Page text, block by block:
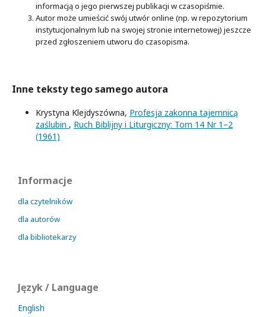
informacją o jego pierwszej publikacji w czasopiśmie.
Autor może umieścić swój utwór online (np. w repozytorium
instytucjonalnym lub na swojej stronie internetowej) jeszcze
przed zgłoszeniem utworu do czasopisma.
Inne teksty tego samego autora
Krystyna Klejdyszówna, Profesja zakonna tajemnicą
zaślubin , Ruch Biblijny i Liturgiczny: Tom 14 Nr 1–2
(1961)
Informacje
dla czytelników
dla autorów
dla bibliotekarzy
Język / Language
English